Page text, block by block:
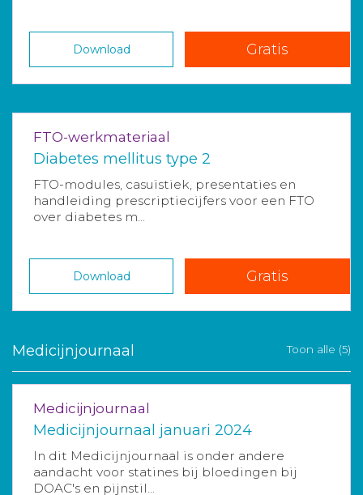
Download Gratis
FTO-werkmateriaal
Diabetes mellitus type 2
FTO-modules, casuïstiek, presentaties en
handleiding prescriptiecijfers voor een FTO
over diabetes m...
Download Gratis
Medicijnjournaal Toon alle (5)
Medicijnjournaal
Medicijnjournaal januari 2024
In dit Medicijnjournaal is onder andere
aandacht voor statines bij bloedingen bij
DOAC's en pijnstil...